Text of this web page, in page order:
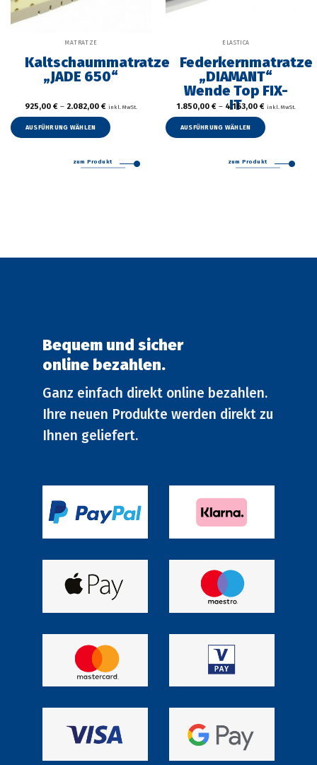
MATRATZE
Kaltschaummatratze
„JADE 650“
925,00 € – 2.082,00 € inkl. MwSt.
AUSFÜHRUNG WÄHLEN
Varianten
gewählt
zum Produkt
ELASTICA
Federkernmatratze
„DIAMANT“
Wende Top FIX-
IT
1.850,00 € – 4.163,00 € inkl. MwSt.
AUSFÜHRUNG WÄHLEN
gewählt
zum Produkt
Bequem und sicher
online bezahlen.
Ganz einfach direkt online bezahlen.
Ihre neuen Produkte werden direkt zu
Ihnen geliefert.